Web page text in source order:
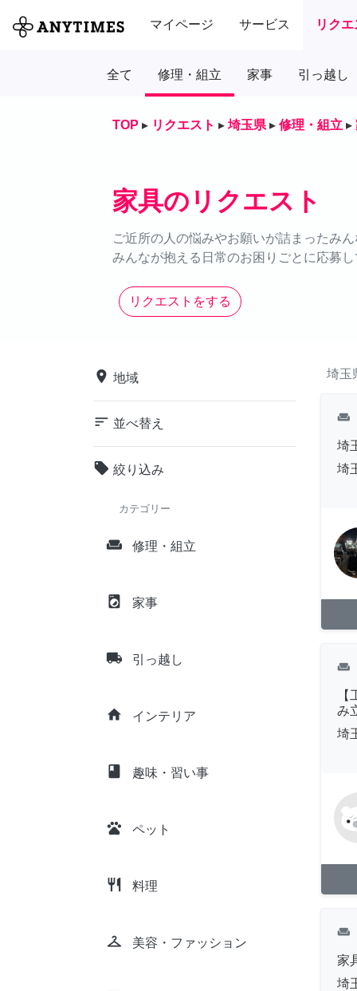
マイページ サービス リク
全て 修理・組立 家事 引っ越し
TOP ▸ リクエスト ▸ 埼玉県 ▸ 修理・組立 ▸
家具のリクエスト
ご近所の人の悩みやお願いが詰まったみ
みんなが抱える日常のお困りごとに応募
リクエストをする
place 地域
sort 並べ替え
local_offer 絞り込み
カテゴリー
weekend 修理・組立
local_laundry_service 家事
local_shipping 引っ越し
home インテリア
class 趣味・習い事
pets ペット
restaurant 料理
checkroom 美容・ファッション
埼玉
weekend
埼
埼
weekend
み
埼
weekend
家
埼